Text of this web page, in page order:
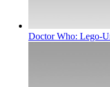
Doctor Who: Lego-